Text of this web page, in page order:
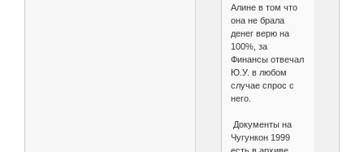
Алине в том что
она не брала
денег верю на
100%, за
Финансы отвечал
Ю.У. в любом
случае спрос с
него.
Документы на
Чугункон 1999